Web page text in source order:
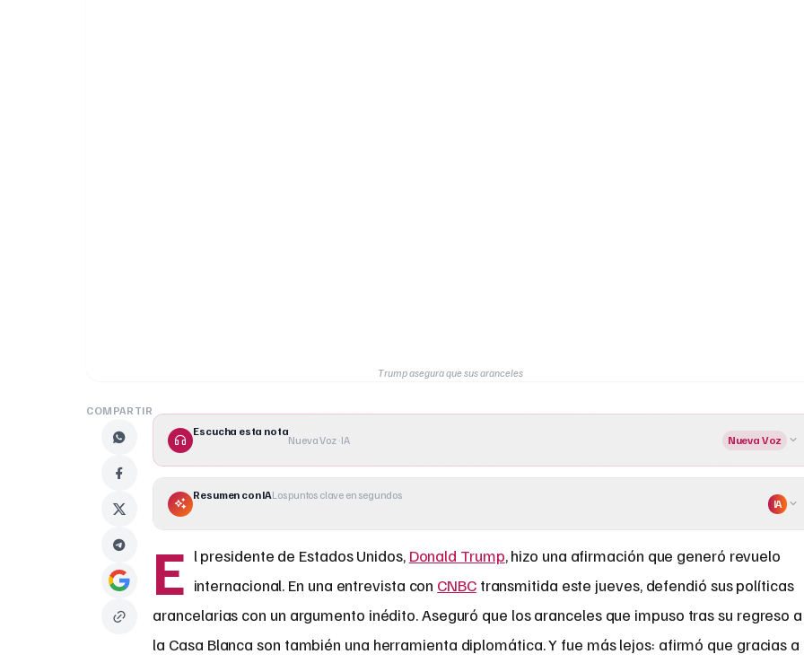
Trump asegura que sus aranceles
COMPARTIR
Escucha esta nota
Nueva Voz · IA Nueva Voz
Resumen con IALos puntos clave en segundos
IA
E l presidente de Estados Unidos, Donald Trump, hizo una afirmación que generó revuelo
internacional. En una entrevista con CNBCtransmitida este jueves, defendió sus políticas
arancelarias con un argumento inédito. Aseguró que los aranceles que impuso tras su regreso a
la Casa Blanca son también una herramienta diplomática. Y fue más lejos: afirmó que gracias a